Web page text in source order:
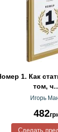
1. Как
том,
Игорь
482
Сделать